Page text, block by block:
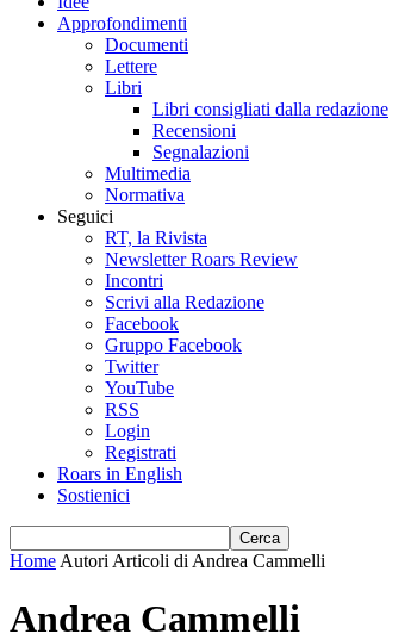
Approfondimenti
Documenti
Lettere
Libri
Libri consigliati dalla redazione
Recensioni
Segnalazioni
Multimedia
Normativa
Seguici
RT, la Rivista
Newsletter Roars Review
Incontri
Scrivi alla Redazione
Facebook
Gruppo Facebook
Twitter
YouTube
RSS
Login
Registrati
Roars in English
Sostienici
Home Autori Articoli di Andrea Cammelli
Andrea Cammelli